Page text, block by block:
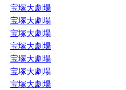
宝塚大劇場
宝塚大劇場
宝塚大劇場
宝塚大劇場
宝塚大劇場
宝塚大劇場
宝塚大劇場